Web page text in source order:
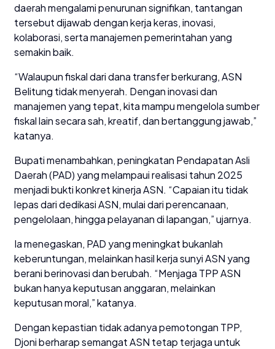
daerah mengalami penurunan signifikan, tantangan
tersebut dijawab dengan kerja keras, inovasi,
kolaborasi, serta manajemen pemerintahan yang
semakin baik.
“Walaupun fiskal dari dana transfer berkurang, ASN
Belitung tidak menyerah. Dengan inovasi dan
manajemen yang tepat, kita mampu mengelola sumber
fiskal lain secara sah, kreatif, dan bertanggung jawab,”
katanya.
Bupati menambahkan, peningkatan Pendapatan Asli
Daerah (PAD) yang melampaui realisasi tahun 2025
menjadi bukti konkret kinerja ASN. “Capaian itu tidak
lepas dari dedikasi ASN, mulai dari perencanaan,
pengelolaan, hingga pelayanan di lapangan,” ujarnya.
Ia menegaskan, PAD yang meningkat bukanlah
keberuntungan, melainkan hasil kerja sunyi ASN yang
berani berinovasi dan berubah. “Menjaga TPP ASN
bukan hanya keputusan anggaran, melainkan
keputusan moral,” katanya.
Dengan kepastian tidak adanya pemotongan TPP,
Djoni berharap semangat ASN tetap terjaga untuk